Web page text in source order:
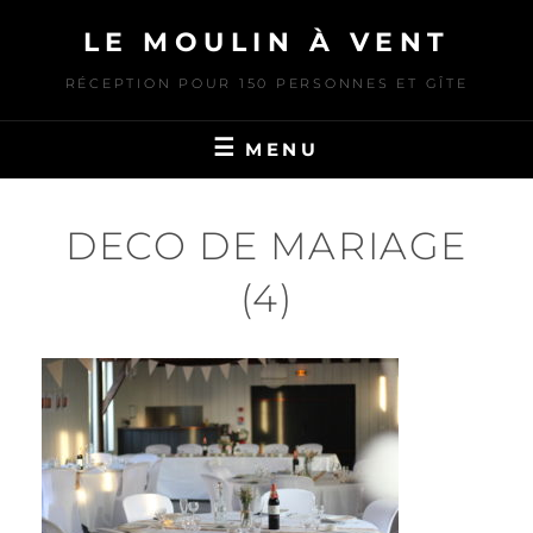
content
LE MOULIN À VENT
RÉCEPTION POUR 150 PERSONNES ET GÎTE
MENU
DECO DE MARIAGE
(4)